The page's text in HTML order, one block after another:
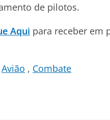
de pilotos.
Aqui para receber em
Avião
Combate